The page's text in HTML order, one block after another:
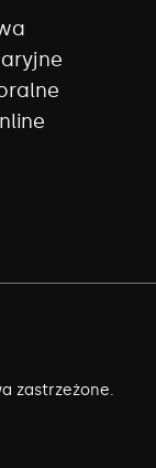
zastrzeżone.